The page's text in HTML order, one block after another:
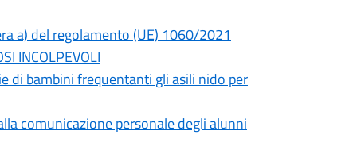
a) del regolamento (UE) 1060/2021
INCOLPEVOLI
di bambini frequentanti gli asili nido per
comunicazione personale degli alunni